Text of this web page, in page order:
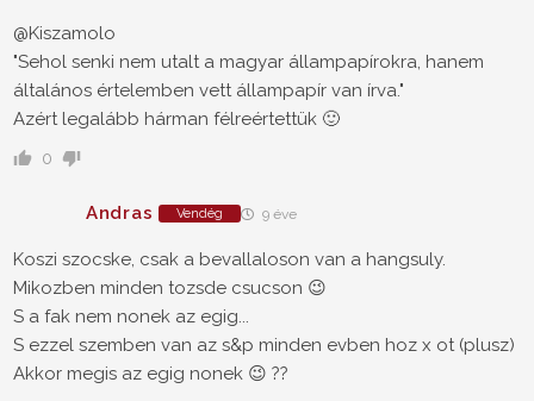
@Kiszamolo
"Sehol senki nem utalt a magyar állampapírokra, hanem
általános értelemben vett állampapír van írva."
Azért legalább hárman félreértettük 🙂
0
Andras Vendég 9 éve
Koszi szocske, csak a bevallaloson van a hangsuly.
Mikozben minden tozsde csucson 😉
S a fak nem nonek az egig...
S ezzel szemben van az s&p minden evben hoz x ot (plusz)
Akkor megis az egig nonek 😉 ??